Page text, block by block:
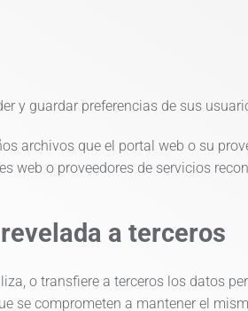
y guardar preferencias de sus
archivos que el portal web o su
web o proveedores de servicios
a terceros
o transfiere a terceros los datos
se comprometen a mantener el